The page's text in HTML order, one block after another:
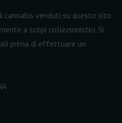
cannabis venduti su questo sito
a scopi collezionistici. Si
prima di effettuare un